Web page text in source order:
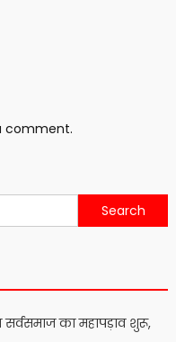
comment.
सर्वसमाज का महापड़ाव शुरू,